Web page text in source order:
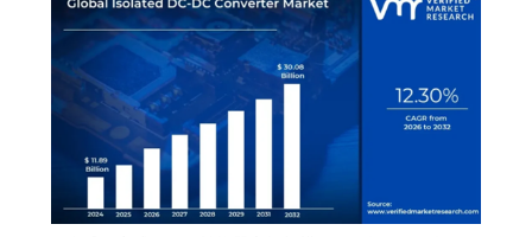
这构成了电源架构升级的
节。 隔离辅助电源本质是带隔
离的DC/DC变换器，用于
动汽车高压系统运行环境
变，辅助电源必须具备良
变器中，隔离辅助电源正
保...